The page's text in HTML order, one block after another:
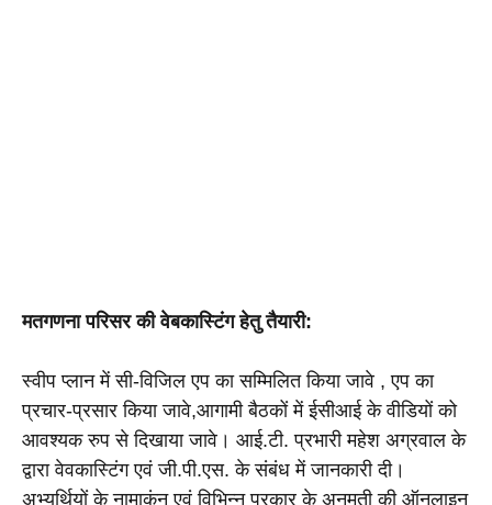
मतगणना परिसर की वेबकास्टिंग हेतु तैयारी:
स्वीप प्लान में सी-विजिल एप का सम्मिलित किया जावे , एप का
प्रचार-प्रसार किया जावे,आगामी बैठकों में ईसीआई के वीडियों को
आवश्यक रुप से दिखाया जावे। आई.टी. प्रभारी महेश अग्रवाल के
द्वारा वेवकास्टिंग एवं जी.पी.एस. के संबंध में जानकारी दी।
अभ्यर्थियों के नामाकंन एवं विभिन्न प्रकार के अनुमती की ऑनलाइन